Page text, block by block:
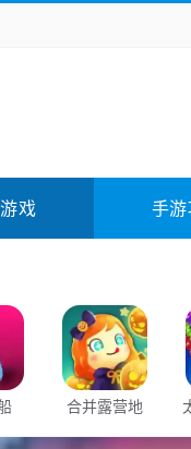
软件 安全相关
类 综合其它
戏 手
合并露营地